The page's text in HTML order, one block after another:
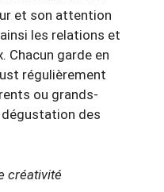
et son attention
les relations et
Chacun garde en
régulièrement
ou grands-
dégustation des
créativité